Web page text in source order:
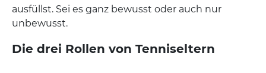
ausfüllst. Sei es ganz bewusst oder auch nur
unbewusst.
Die drei Rollen von Tenniseltern